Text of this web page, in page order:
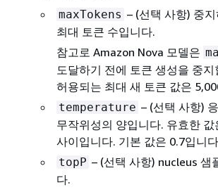
maxTokens – (선택 사항) 중
최대 토큰 수입니다.
참고로 Amazon Nova 모델은
도달하기 전에 토큰 생성을 중
허용되는 최대 새 토큰 값은
temperature – (선택 사항)
무작위성의 양입니다. 유효한
사이입니다. 기본 값은 0.7입니
topP – (선택 사항) nucleus 샘
다.